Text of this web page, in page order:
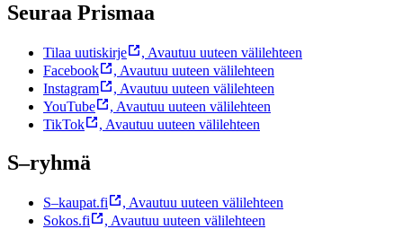
Seuraa Prismaa
Tilaa uutiskirje , Avautuu uuteen välilehteen
Facebook
, Avautuu uuteen välilehteen
Instagram
, Avautuu uuteen välilehteen
YouTube
, Avautuu uuteen välilehteen
TikTok
, Avautuu uuteen välilehteen
S–ryhmä
S–kaupat.fi , Avautuu uuteen välilehteen
Sokos.fi
, Avautuu uuteen välilehteen